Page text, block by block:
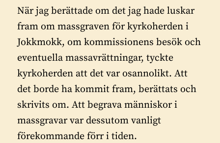
När jag berättade om det jag hade luskar
fram om massgraven för kyrkoherden i
Jokkmokk, om kommissionens besök och
eventuella massavrättningar, tyckte
kyrkoherden att det var osannolikt. Att
det borde ha kommit fram, berättats och
skrivits om. Att begrava människor i
massgravar var dessutom vanligt
förekommande förr i tiden.